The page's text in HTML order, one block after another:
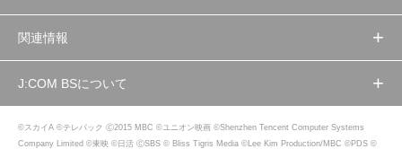
関連情報
J:COM BSについて
©スカイA ©テレパック Ⓒ2015 MBC ©ユニオン映画 ©Shenzhen Tencent Computer Systems
Company Limited ©東映 ©日活 ⒸSBS © Bliss Tigris Media ©Lee Kim Production/MBC ©PDS ©